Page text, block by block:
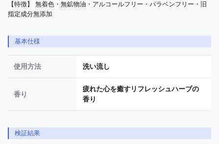
【特徴】 無着色・無鉱物油・アルコールフリー・パラベンフリー・旧
指定成分無添加
基本仕様
使用方法 洗い流し
香り
疲れた心を癒すリフレッシュハーブの
香り
検証結果